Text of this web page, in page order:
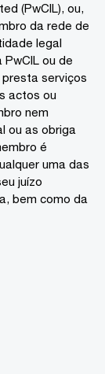
(PwCIL), ou,
da rede de
legal
ou de
presta serviços
actos ou
nem
ou as obriga
é
uma das
juízo
bem como da